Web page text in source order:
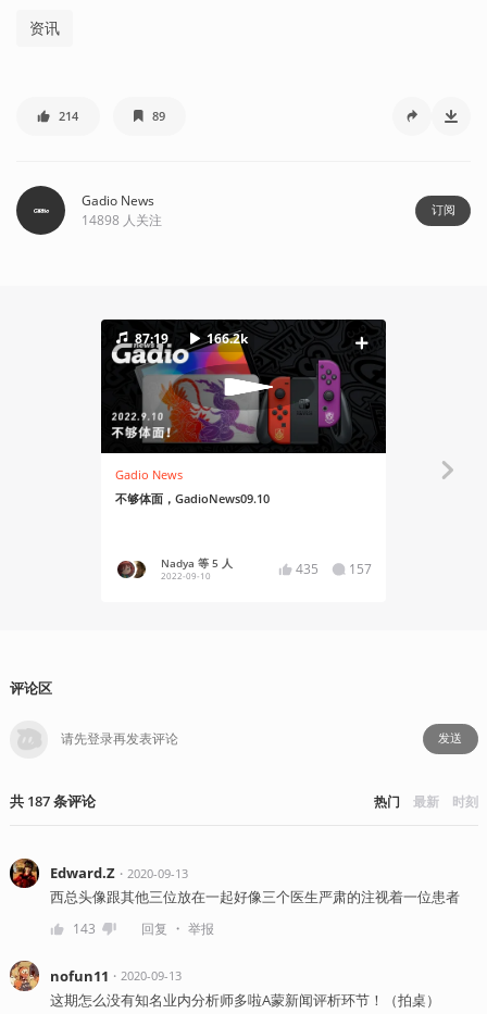
资讯
214 89
Gadio News
14898 人关注
订阅
87:19 166.2k
Gadio News
不够体面，GadioNews09.10
Nadya 等 5 人
2022-09-10 435 157
Gadio News
评论区
发送
共 187条评论 热门 最新 时刻
Edward.Z・ 2020-09-13
西总头像跟其他三位放在一起好像三个医生严肃的注视着一位患者
143 回复 ・ 举报
nofun11 ・ 2020-09-13
这期怎么没有知名业内分析师多啦A蒙新闻评析环节！（拍桌）